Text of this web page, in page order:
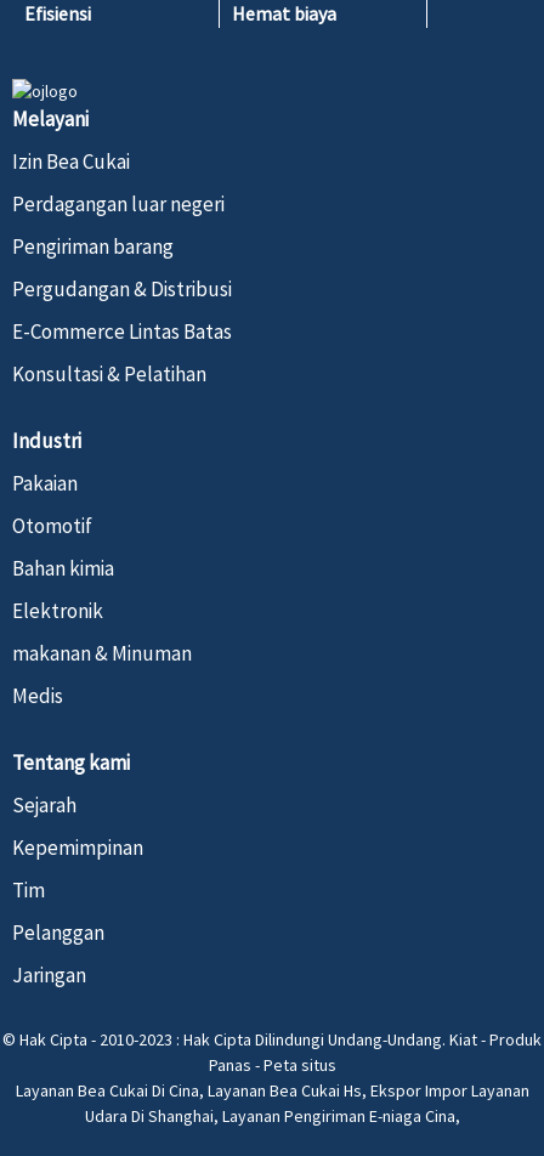
Efisiensi
Hemat biaya
Melayani
Izin Bea Cukai
Perdagangan luar negeri
Pengiriman barang
Pergudangan & Distribusi
E-Commerce Lintas Batas
Konsultasi & Pelatihan
Industri
Pakaian
Otomotif
Bahan kimia
Elektronik
makanan & Minuman
Medis
Tentang kami
Sejarah
Kepemimpinan
Tim
Pelanggan
Jaringan
© Hak Cipta - 2010-2023 : Hak Cipta Dilindungi Undang-Undang. Kiat-Produk
Panas -Peta situs
Layanan Bea Cukai Di Cina, Layanan Bea Cukai Hs, Ekspor Impor Layanan
Udara Di Shanghai, Layanan Pengiriman E-niaga Cina,